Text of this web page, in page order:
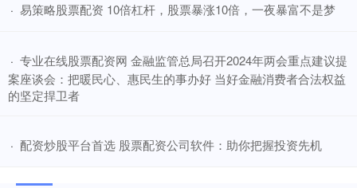
· ​易策略股票配资 10倍杠杆，股票暴涨10倍，一夜暴富不是梦
· ​专业在线股票配资网 金融监管总局召开2024年两会重点建议提
案座谈会：把暖民心、惠民生的事办好 当好金融消费者合法权益
的坚定捍卫者
· ​配资炒股平台首选 股票配资公司软件：助你把握投资先机